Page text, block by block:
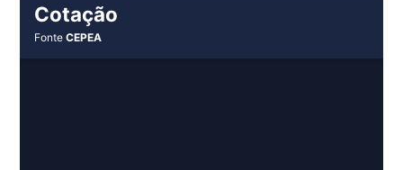
Cotação
FonteCEPEA